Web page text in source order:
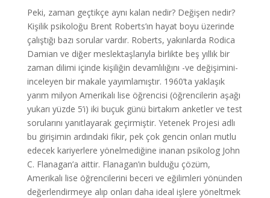
Peki, zaman geçtikçe aynı kalan nedir? Değişen nedir?
Kişilik psikoloğu Brent Roberts’ın hayat boyu üzerinde
çalıştığı bazı sorular vardır. Roberts, yakınlarda Rodica
Damian ve diğer meslektaşlarıyla birlikte beş yıllık bir
zaman dilimi içinde kişiliğin devamlılığını -ve değişimini-
inceleyen bir makale yayımlamıştır. 1960’ta yaklaşık
yarım milyon Amerikalı lise öğrencisi (öğrencilerin aşağı
yukarı yüzde 5’i) iki buçuk günü birtakım anketler ve test
sorularını yanıtlayarak geçirmiştir. Yetenek Projesi adlı
bu girişimin ardındaki fikir, pek çok gencin onları mutlu
edecek kariyerlere yönelmediğine inanan psikolog John
C. Flanagan’a aittir. Flanagan’ın bulduğu çözüm,
Amerikalı lise öğrencilerini beceri ve eğilimleri yönünden
değerlendirmeye alıp onları daha ideal işlere yöneltmek